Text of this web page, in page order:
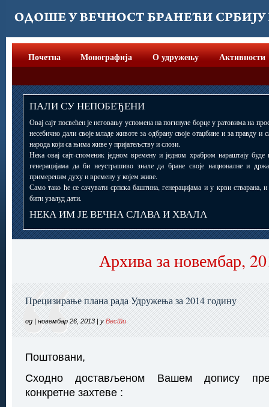
Почетна Монографија О удружењу Активности
ПАЛИ СУ НЕПОБЕЂЕНИ
Овај сајт посвећен је неговању успомена на погинуле борце у ратовима на
несебично дали своје младе животе за одбрану своје отаџбине и за правду и
народа који са њима живе у пријатељству и слози.
Нека овај сајт-споменик једном времену и једном храбром нараштају
генерацијама да би неустрашиво знале да бране своје националне и
примереним духу и времену у којем живе.
Само тако ће се сачувати српска баштина, генерацијама и у крви
бити узалуд дати.
НЕКА ИМ ЈЕ ВЕЧНА СЛАВА И ХВАЛА
Архива за новембар,
Прецизирање плана рада Удружења за 2014 годину
од | новембар 26, 2013 | уВести
Поштовани,
Сходно достављеном Вашем допису
конкретне захтеве :